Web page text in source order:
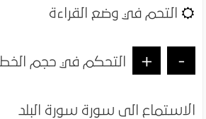
التحم في وضع القراءة
-
+ التحكم في حجم الخط
الاستماع الى سورة سورة البلد